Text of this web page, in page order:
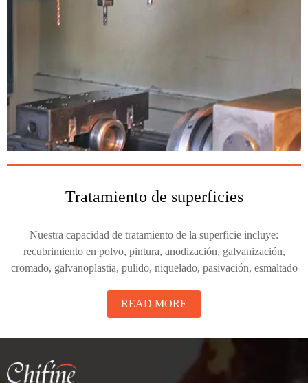
Tratamiento de superficies
Nuestra capacidad de tratamiento de la superficie incluye:
recubrimiento en polvo, pintura, anodización, galvanización,
cromado, galvanoplastia, pulido, niquelado, pasivación, esmaltado
READ MORE